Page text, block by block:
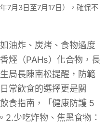
7月3日至7月17日），確保不
油炸、炭烤、食物過度
烴（PAHs）化合物，長
局長陳南松提醒，防範
常飲食的選擇更是關
食指南，「健康防護 5
2.少吃炸物、焦黑食物：